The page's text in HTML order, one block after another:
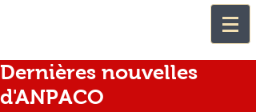
Dernières nouvelles
d'ANPACO